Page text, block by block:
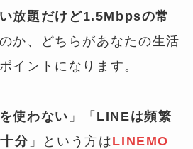
放題だけど1.5Mbpsの常
のか、どちらがあなたの生活
イントになります。
使わない 」「 LINEは頻繁
分 」という方はLINEMO